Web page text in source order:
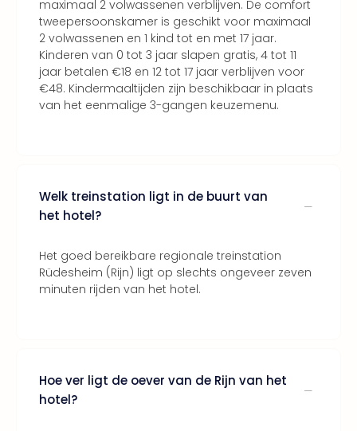
maximaal 2 volwassenen verblijven. De comfort
tweepersoonskamer is geschikt voor maximaal
2 volwassenen en 1 kind tot en met 17 jaar.
Kinderen van 0 tot 3 jaar slapen gratis, 4 tot 11
jaar betalen €18 en 12 tot 17 jaar verblijven voor
€48. Kindermaaltijden zijn beschikbaar in plaats
van het eenmalige 3-gangen keuzemenu.
Welk treinstation ligt in de buurt van
het hotel?
Het goed bereikbare regionale treinstation
Rüdesheim (Rijn) ligt op slechts ongeveer zeven
minuten rijden van het hotel.
Hoe ver ligt de oever van de Rijn van het
hotel?